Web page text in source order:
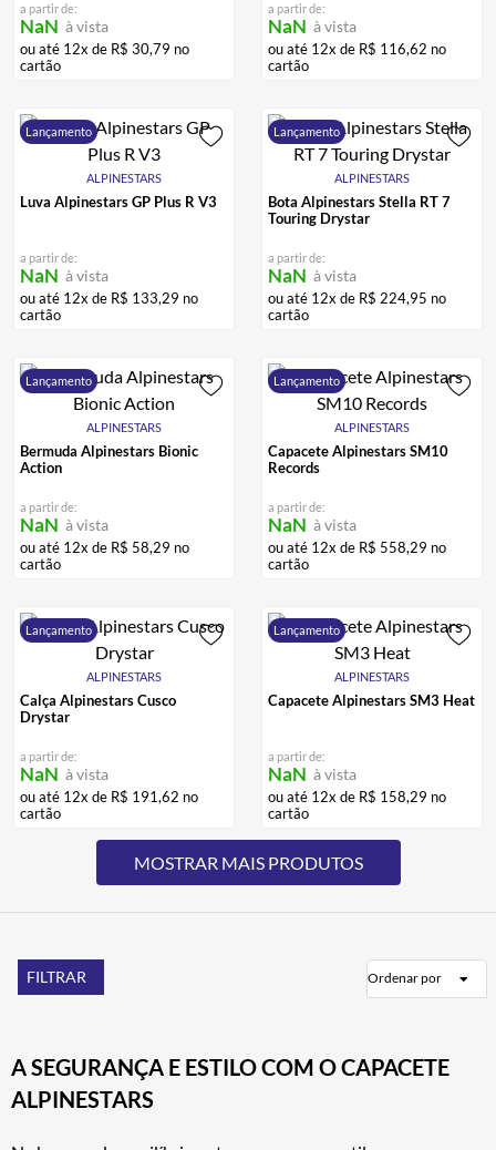
a partir de:
NaN à vista
ou até 12x de R$ 30,79 no
cartão
a partir de:
NaN à vista
ou até 12x de R$ 116,62 no
cartão
Lançamento
ALPINESTARS
Luva Alpinestars GP Plus R V3
a partir de:
NaN à vista
ou até 12x de R$ 133,29 no
cartão
Lançamento
ALPINESTARS
Bota Alpinestars Stella RT 7
Touring Drystar
a partir de:
NaN à vista
ou até 12x de R$ 224,95 no
cartão
Lançamento
ALPINESTARS
Bermuda Alpinestars Bionic
Action
a partir de:
NaN à vista
ou até 12x de R$ 58,29 no
cartão
Lançamento
ALPINESTARS
Capacete Alpinestars SM10
Records
a partir de:
NaN à vista
ou até 12x de R$ 558,29 no
cartão
Lançamento
ALPINESTARS
Calça Alpinestars Cusco
Drystar
a partir de:
NaN à vista
ou até 12x de R$ 191,62 no
cartão
Lançamento
ALPINESTARS
Capacete Alpinestars SM3 Heat
a partir de:
NaN à vista
ou até 12x de R$ 158,29 no
cartão
FILTRAR Ordenar por
A SEGURANÇA E ESTILO COM O CAPACETE
ALPINESTARS